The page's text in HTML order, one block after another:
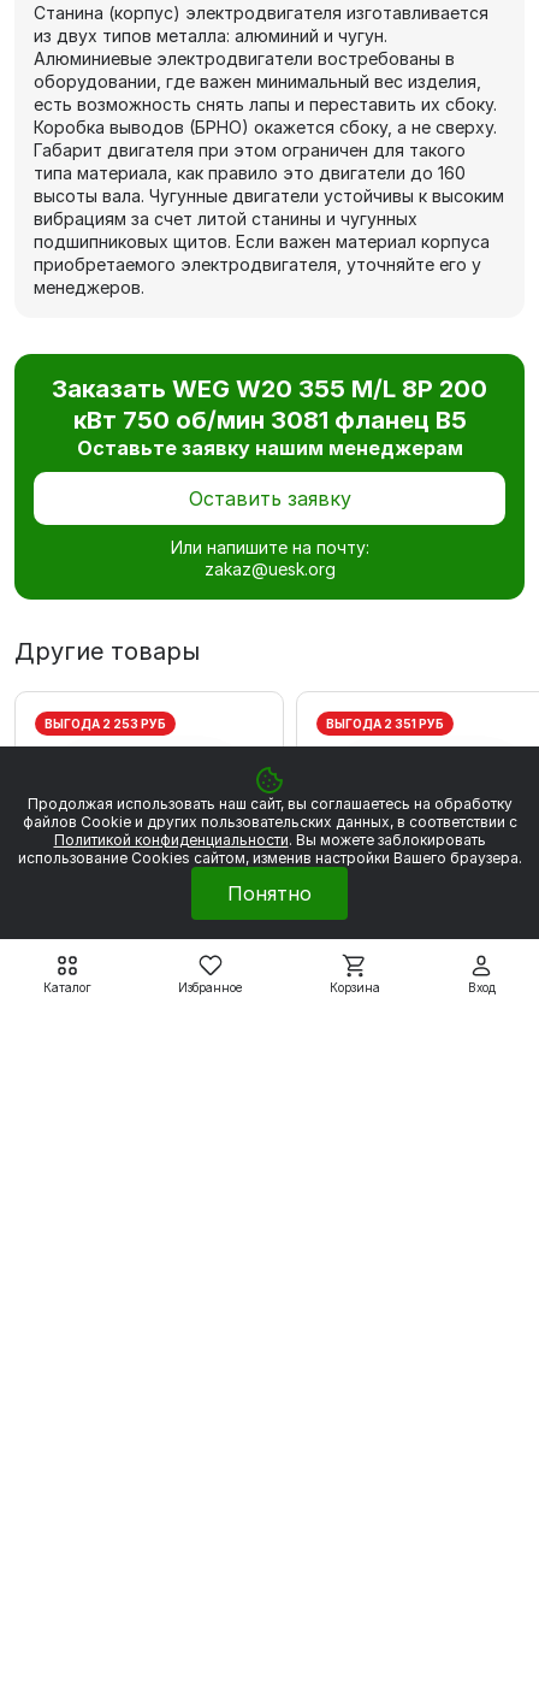
Каталог Избранное Корзина Вход
Станина (корпус) электродвигателя изготавливается
из двух типов металла: алюминий и чугун.
Алюминиевые электродвигатели востребованы в
оборудовании, где важен минимальный вес изделия,
есть возможность снять лапы и переставить их сбоку.
Коробка выводов (БРНО) окажется сбоку, а не сверху.
Габарит двигателя при этом ограничен для такого
типа материала, как правило это двигатели до 160
высоты вала. Чугунные двигатели устойчивы к высоким
вибрациям за счет литой станины и чугунных
подшипниковых щитов. Если важен материал корпуса
приобретаемого электродвигателя, уточняйте его у
менеджеров.
Заказать WEG W20 355 M/L 8P 200
кВт 750 об/мин 3081 фланец В5
Оставьте заявку нашим менеджерам
Оставить заявку
Или напишите на почту:
zakaz@uesk.org
Другие товары
ВЫГОДА 2 253 РУБ
Электродвигатели WEG
ВЫГОДА 2 351 РУБ
Электродвигатели WEG
Продолжая использовать наш сайт, вы соглашаетесь на обработку
файлов Сookie и других пользовательских данных, в соответствии с
Политикой конфиденциальности. Вы можете заблокировать
использование Cookies сайтом, изменив настройки Вашего браузера.
Понятно